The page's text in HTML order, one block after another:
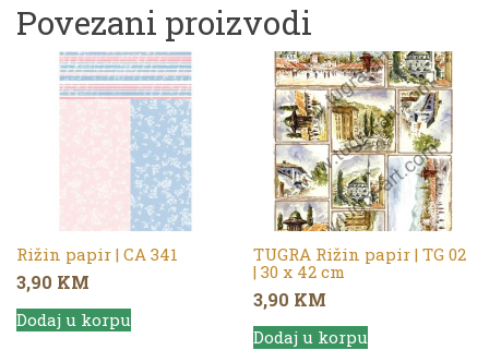
Povezani proizvodi
Rižin papir | CA 341
3,90 KM
Dodaj u korpu
TUGRA Rižin papir | TG 02
| 30 x 42 cm
3,90 KM
Dodaj u korpu